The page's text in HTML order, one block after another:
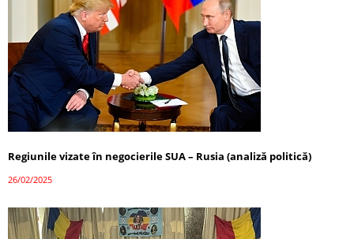
Regiunile vizate în negocierile SUA – Rusia (analiză politică)
26/02/2025